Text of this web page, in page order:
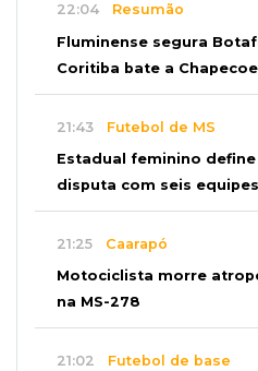
22:04 Resumão
Fluminense segura
Coritiba bate a
21:43 Futebol de MS
Estadual feminino
disputa com seis equipes
21:25 Caarapó
Motociclista morre
na MS-278
21:02 Futebol de base